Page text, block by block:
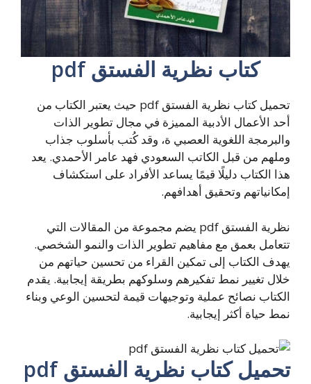
كتاب نظرية الفستق pdf
تحميل كتاب نظرية الفستق pdf حيث يعتبر الكتاب من
أحد الأعمال الأدبية المميزة في مجال تطوير الذات
والبرمجة اللغوية العصبي ة، وقد كُتب بأسلوب جذاب
وملهم من قبل الكاتب السعودي فهد عامر الأحمدي. يعد
هذا الكتاب دليلًا قيمًا يساعد الأفراد على استكشاف
إمكانياتهم وتحقيق أهدافهم.
نظرية الفستق pdf يضم مجموعة من المقالات التي
تتعامل بعمق مع مفاهيم تطوير الذات والنمو الشخصي.
يهدف الكتاب إلى تمكين القراء من تحسين حياتهم من
خلال تغيير نمط تفكيرهم وسلوكهم بطريقة إيجابية. يقدم
الكتاب نصائح عملية وتوجيهات قيمة لتحسين الوعي وبناء
نمط حياة أكثر إيجابية.
تحميل كتاب نظرية الفستق pdf